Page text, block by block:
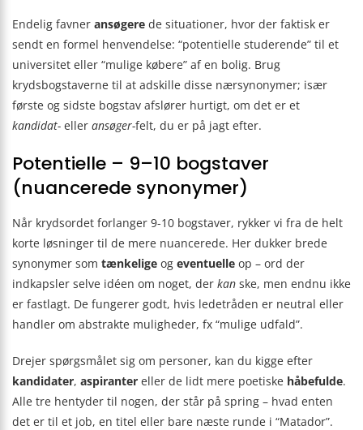
Endelig favner ansøgere de situationer, hvor der faktisk er
sendt en formel henvendelse: “potentielle studerende” til et
universitet eller “mulige købere” af en bolig. Brug
krydsbogstaverne til at adskille disse nærsynonymer; især
første og sidste bogstav afslører hurtigt, om det er et
kandidat- eller ansøger-felt, du er på jagt efter.
Potentielle – 9–10 bogstaver
(nuancerede synonymer)
Når krydsordet forlanger 9-10 bogstaver, rykker vi fra de helt
korte løsninger til de mere nuancerede. Her dukker brede
synonymer som tænkelige og eventuelle op – ord der
indkapsler selve idéen om noget, der kan ske, men endnu ikke
er fastlagt. De fungerer godt, hvis ledetråden er neutral eller
handler om abstrakte muligheder, fx “mulige udfald”.
Drejer spørgsmålet sig om personer, kan du kigge efter
kandidater, aspiranter eller de lidt mere poetiske håbefulde.
Alle tre hentyder til nogen, der står på spring – hvad enten
det er til et job, en titel eller bare næste runde i “Matador”.